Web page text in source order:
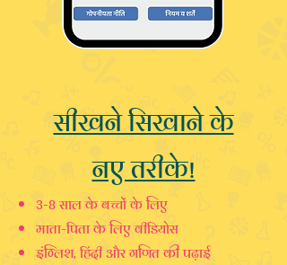
सीखने सिखाने के
नए तरीके!
3-8 साल के बच्चों के लिए
माता-पिता के लिए वीडियोस
इंग्लिश, हिंदी और गणित की पढ़ाई